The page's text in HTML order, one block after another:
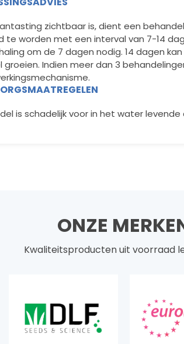
zichtbaar is, dient een
te worden met een interval van 7-14
om de 7 dagen nodig. 14 dagen
groeien. Indien meer dan 3
is schadelijk voor in het water levende
ONZE
Kwaliteitsproducten uit voorraad